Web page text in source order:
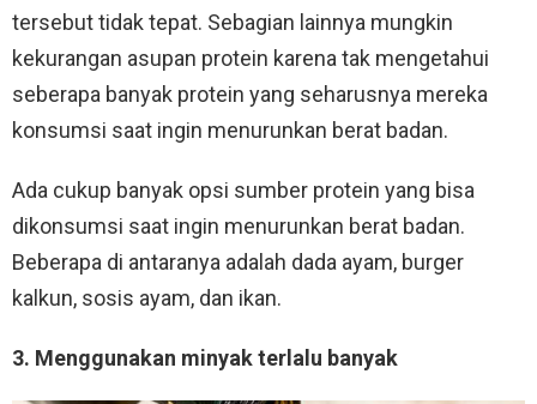
tersebut tidak tepat. Sebagian lainnya mungkin
kekurangan asupan protein karena tak mengetahui
seberapa banyak protein yang seharusnya mereka
konsumsi saat ingin menurunkan berat badan.
Ada cukup banyak opsi sumber protein yang bisa
dikonsumsi saat ingin menurunkan berat badan.
Beberapa di antaranya adalah dada ayam, burger
kalkun, sosis ayam, dan ikan.
3. Menggunakan minyak terlalu banyak